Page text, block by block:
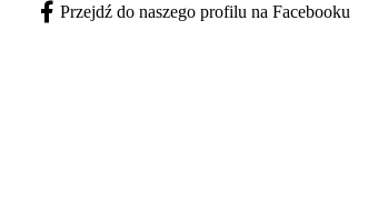
Facebook - otwiera się w nowej karcie
Przejdź do naszego profilu na Facebooku